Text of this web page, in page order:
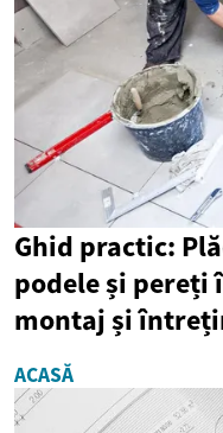
Ghid practic:
podele și pereți
montaj și
ACASĂ